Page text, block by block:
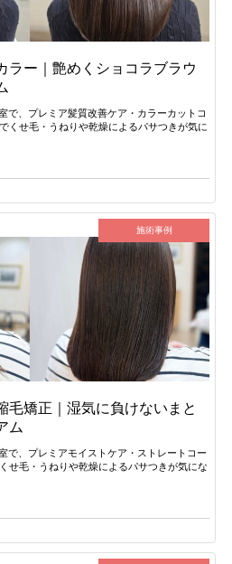
ラー｜艶めくショコラブラウ
で、プレミア髪質改善ケア・カラーカットコ
くせ毛・うねりや乾燥によるパサつきが気に
施術事例
毛矯正｜湿気に負けないまと
ム
で、プレミアモイストケア・ストレートコー
せ毛・うねりや乾燥によるパサつきが気にな